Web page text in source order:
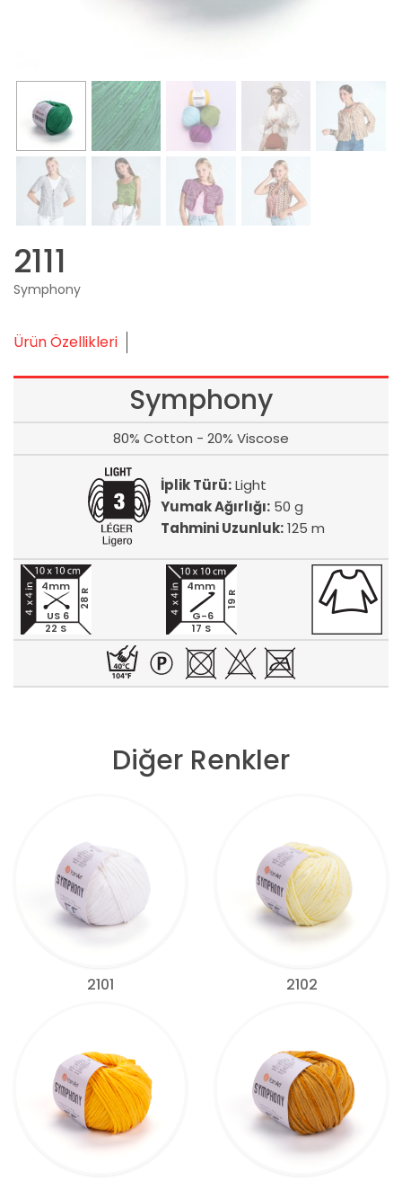
2111
Symphony
Ürün Özellikleri
Symphony
80% Cotton - 20% Viscose
İplik Türü:Light
Yumak Ağırlığı:50 g
Tahmini Uzunluk:125 m
22 S
28 R
4mm
US 6
17 S
19 R
4mm
G-6
Diğer Renkler
2101 2102